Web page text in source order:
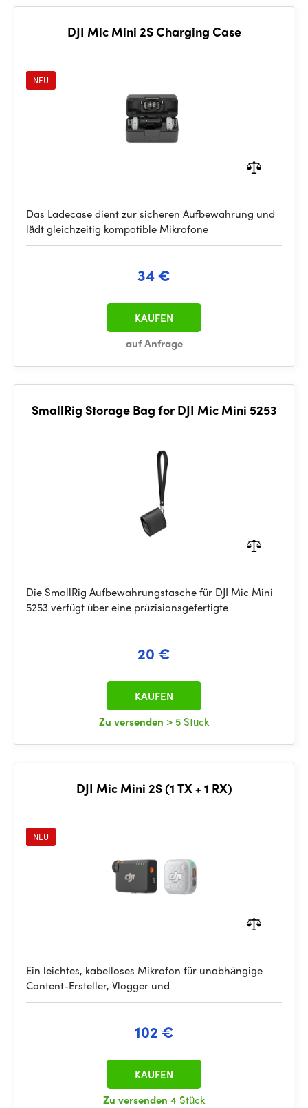
DJI Mic Mini 2S Charging Case
NEU
Das Ladecase dient zur sicheren Aufbewahrung und
lädt gleichzeitig kompatible Mikrofone
34 €
auf Anfrage
KAUFEN
SmallRig Storage Bag for DJI Mic Mini 5253
Die SmallRig Aufbewahrungstasche für DJI Mic Mini
5253 verfügt über eine präzisionsgefertigte
20 €
Zu versenden > 5 Stück
KAUFEN
DJI Mic Mini 2S (1 TX + 1 RX)
NEU
Ein leichtes, kabelloses Mikrofon für unabhängige
Content-Ersteller, Vlogger und
102 €
Zu versenden 4 Stück
KAUFEN